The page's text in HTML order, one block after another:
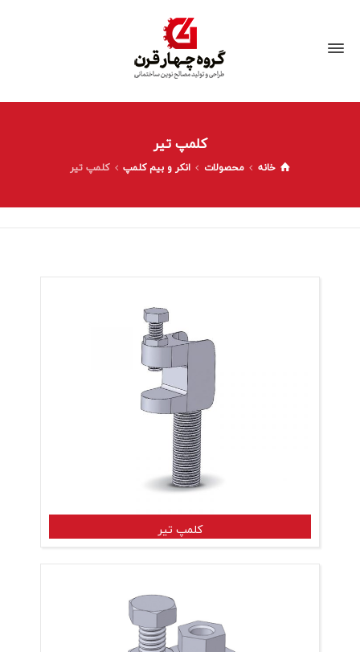
کلمپ تیر
خانه محصولات انکر و بیم کلمپ کلمپ تیر
کلمپ تیر